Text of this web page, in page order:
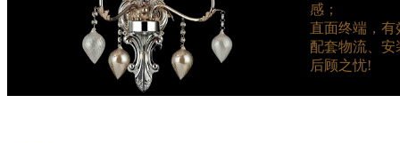
感；
直面终端，
配套物流、
后顾之忧!